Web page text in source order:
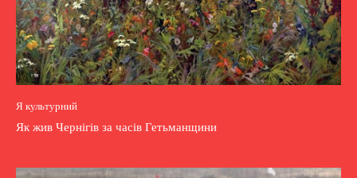
Я культурний
Як жив Чернігів за часів Гетьманщини